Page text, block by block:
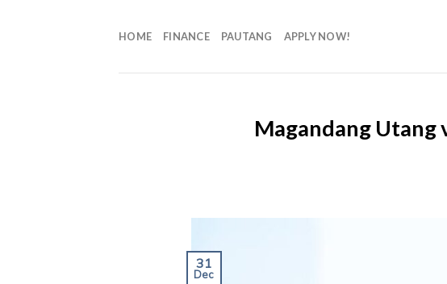
HOME FINANCE PAUTANG APPLY NOW!
Magandang Utang
31
Dec